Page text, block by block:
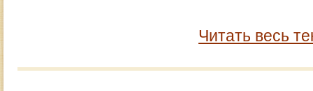
Читать весь